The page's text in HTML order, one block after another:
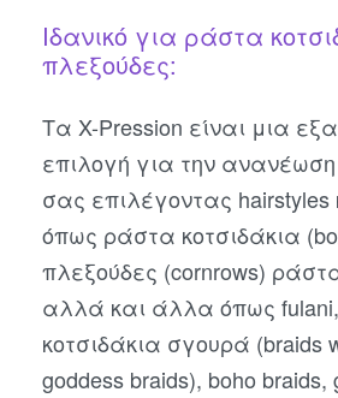
Ιδανικό για ράστα
πλεξούδες:
Τα X-Pression είναι μια
επιλογή για την
σας επιλέγοντας hairstyles
όπως ράστα κοτσιδάκια
πλεξούδες (cornrows)
αλλά και άλλα όπως
κοτσιδάκια σγουρά (braids
goddess braids), boho braids,